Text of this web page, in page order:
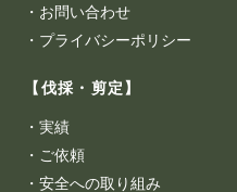
・ お問い合わせ
・ プライバシーポリシー
【伐採・剪定】
・実績
・ ご依頼
・安全への取り組み